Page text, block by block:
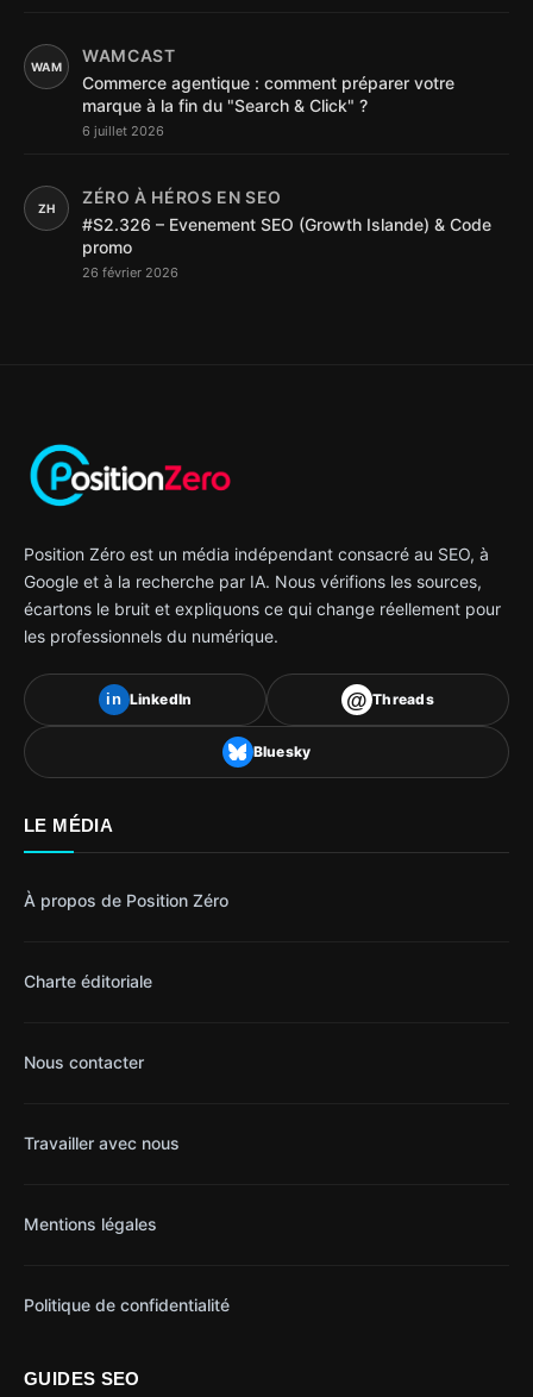
WAM
WAMCAST
Commerce agentique : comment préparer votre
marque à la fin du "Search & Click" ?
6 juillet 2026
ZH
ZÉRO À HÉROS EN SEO
#S2.326 – Evenement SEO (Growth Islande) & Code
promo
26 février 2026
Position Zéro est un média indépendant consacré au SEO, à
Google et à la recherche par IA. Nous vérifions les sources,
écartons le bruit et expliquons ce qui change réellement pour
les professionnels du numérique.
in LinkedIn @ Threads
Bluesky
LE MÉDIA
À propos de Position Zéro
Charte éditoriale
Nous contacter
Travailler avec nous
Mentions légales
Politique de confidentialité
GUIDES SEO